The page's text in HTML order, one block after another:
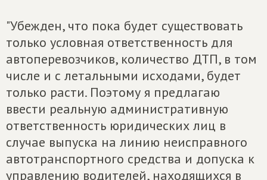
"Убежден, что пока будет существовать
только условная ответственность для
автоперевозчиков, количество ДТП, в том
числе и с летальными исходами, будет
только расти. Поэтому я предлагаю
ввести реальную административную
ответственность юридических лиц в
случае выпуска на линию неисправного
автотранспортного средства и допуска к
управлению водителей, находящихся в